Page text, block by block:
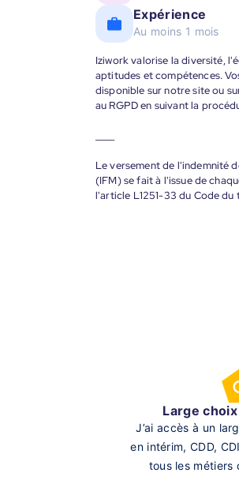
Expérience
Au moins 1 mois
Iziwork valorise la diversité,
aptitudes et compétences.
disponible sur notre site ou
au RGPD en suivant la
Le versement de l'indemnité
(IFM) se fait à l'issue de
l'article L1251-33 du Code du
Large
J’ai accès à un
en intérim, CDD,
tous les métiers